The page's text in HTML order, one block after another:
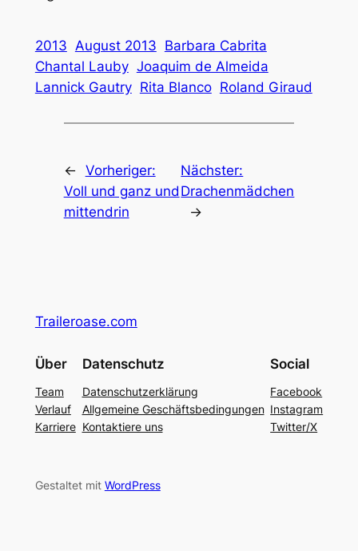
2013 August 2013 Barbara Cabrita
Chantal Lauby Joaquim de Almeida
Lannick Gautry Rita Blanco Roland Giraud
← Vorheriger:
Voll und ganz und
mittendrin
Nächster:
Drachenmädchen
→
Traileroase.com
Über
Team
Verlauf
Karriere
Datenschutz
Datenschutzerklärung
Allgemeine Geschäftsbedingungen
Kontaktiere uns
Social
Facebook
Instagram
Twitter/X
Gestaltet mit WordPress